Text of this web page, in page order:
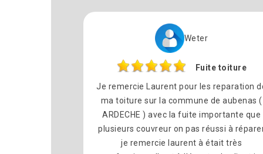
Weter
Fuite toiture
Je remercie Laurent pour les reparation
ma toiture sur la commune de aubenas (
ARDECHE ) avec la fuite importante que
plusieurs couvreur on pas réussi à
je remercie laurent à était très